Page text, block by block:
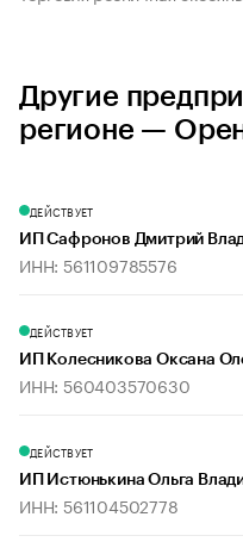
Другие
регионе —
ДЕЙСТВУЕТ
ИП Сафронов Дмитрий
ИНН: 561109785576
ДЕЙСТВУЕТ
ИП Колесникова Оксана
ИНН: 560403570630
ДЕЙСТВУЕТ
ИП Истюнькина Ольга
ИНН: 561104502778